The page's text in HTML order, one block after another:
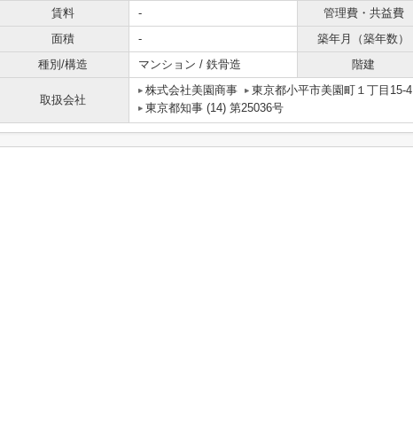
賃料 - 管理費・共益費
面積
- 築年月（築年数）
種別/構造
マンション / 鉄骨造 階建
取扱会社
株式会社美園商事 東京都小平市美園町１丁目15-4
東京都知事 (14) 第25036号